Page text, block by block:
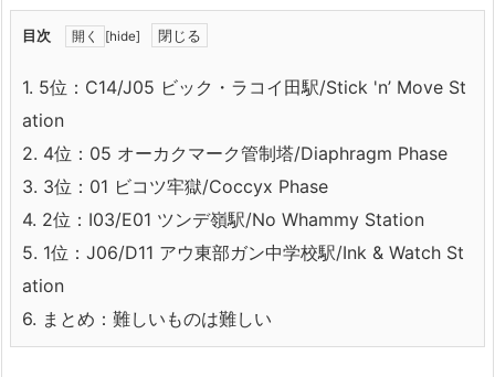
目次 [hide]
1. 5位：C14/J05 ビック・ラコイ田駅/Stick 'n’ Move St
ation
2. 4位：05 オーカクマーク管制塔/Diaphragm Phase
3. 3位：01 ビコツ牢獄/Coccyx Phase
4. 2位：I03/E01 ツンデ嶺駅/No Whammy Station
5. 1位：J06/D11 アウ東部ガン中学校駅/Ink & Watch St
ation
6. まとめ：難しいものは難しい